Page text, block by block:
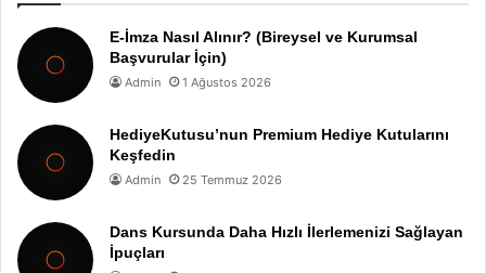
E-İmza Nasıl Alınır? (Bireysel ve Kurumsal
Başvurular İçin)
Admin 1 Ağustos 2026
HediyeKutusu’nun Premium Hediye Kutularını
Keşfedin
Admin 25 Temmuz 2026
Dans Kursunda Daha Hızlı İlerlemenizi Sağlayan
İpuçları